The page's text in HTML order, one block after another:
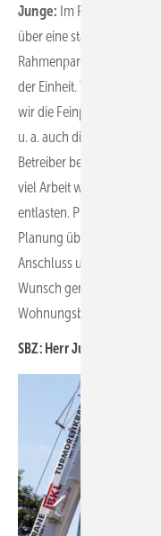
Junge: Im Falle unserer
über eine standardisierte
Rahmenparameter des
der Einheit. Wird diese
wir die Feinplanung an
u. a. auch die genaue
Betreiber besprochen.
viel Arbeit wie möglich zu
entlasten. Prinzipiell
Planung über die
Anschluss und das
Wunsch gemeinsam mit
Wohnungsbaugesellschaft.
SBZ: Herr Junge, vielen